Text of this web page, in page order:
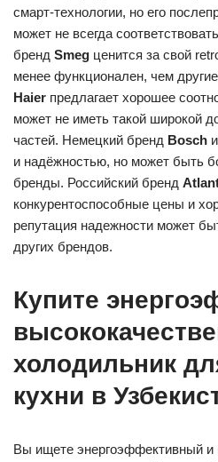
смарт-технологии, но его
может не всегда
бренд Smeg ценится за свой
менее функционален, чем
Haier предлагает хорошее
может не иметь такой широкой
частей. Немецкий бренд Bosch
и надёжностью, но может быть
бренды. Российский бренд
конкурентоспособные цены и
репутация надежности может
других брендов.
Купите
холодильник
кухни в
Вы ищете энергоэффективный и